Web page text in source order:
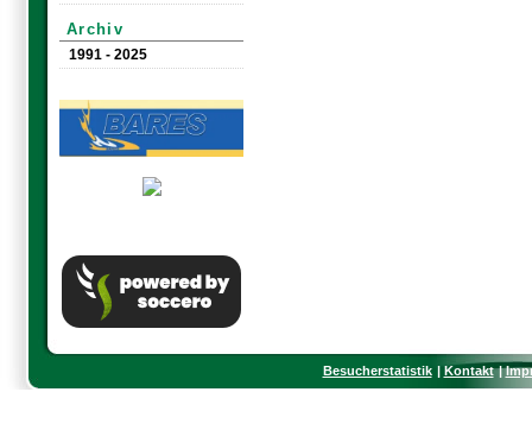
Archiv
1991 - 2025
Besucherstatistik Kontakt